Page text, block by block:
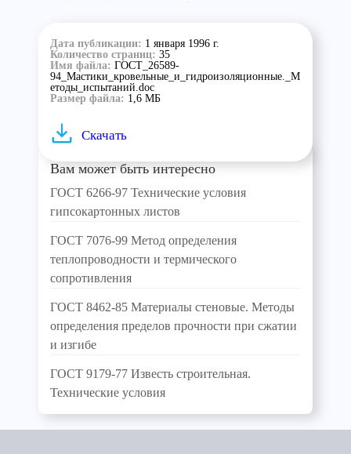
Дата публикации: 1 января 1996 г.
Количество страниц: 35
Имя файла: ГОСТ_26589-
94_Мастики_кровельные_и_гидроизоляционные._М
етоды_испытаний.doc
Размер файла: 1,6 МБ
Скачать
Вам может быть интересно
ГОСТ 6266-97 Технические условия
гипсокартонных листов
ГОСТ 7076-99 Метод определения
теплопроводности и термического
сопротивления
ГОСТ 8462-85 Материалы стеновые. Методы
определения пределов прочности при сжатии
и изгибе
ГОСТ 9179-77 Известь строительная.
Технические условия